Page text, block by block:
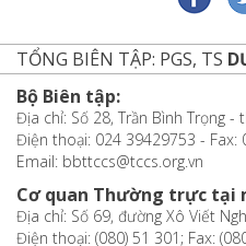
TỔNG BIÊN TẬP: PGS, TS
Bộ Biên tập:
Địa chỉ: Số 28, Trần Bình Trọng -
Điện thoại: 024 39429753 - Fax:
Email: bbttccs@tccs.org.vn
Cơ quan Thường trực tại
Địa chỉ: Số 69, đường Xô Viết
Điện thoại: (080) 51 301; Fax: